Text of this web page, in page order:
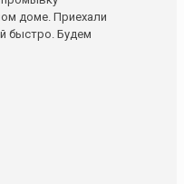
доме. Приехали
быстро. Будем